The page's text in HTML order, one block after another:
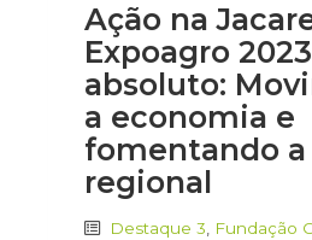
Ação na
Expoagro
absoluto:
a economia e
fomentando
regional
Destaque 3
Fundação